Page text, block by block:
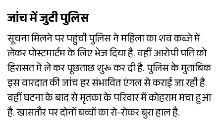
जांच में जुटी पुलिस
सूचना मिलने पर पहुंची पुलिस ने महिला का शव कब्जे में
लेकर पोस्टमार्टम के लिए भेज दिया है. वहीं आरोपी पति को
हिरासत में ले कर पूछताछ शुरू कर दी है. पुलिस के मुताबिक
इस वारदात की जांच हर संभावित एंगल से कराई जा रही है.
वहीं घटना के बाद से मृतका के परिवार में कोहराम मचा हुआ
है. खासतौर पर दोनों बच्चों का रो-रोकर बुरा हाल है.